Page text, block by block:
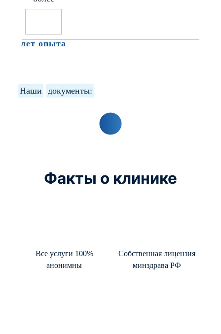
лет опыта
Наши документы:
Факты о клинике
Все услуги 100%
анонимны
Собственная лицензия
минздрава РФ